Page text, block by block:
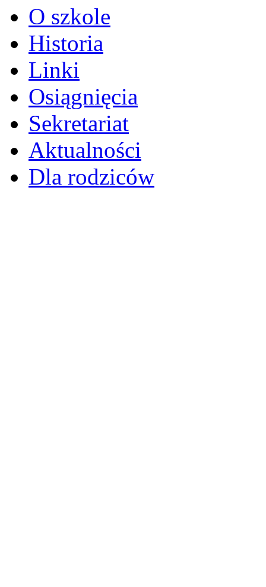
O szkole
Historia
Linki
Osiągnięcia
Sekretariat
Aktualności
Dla rodziców